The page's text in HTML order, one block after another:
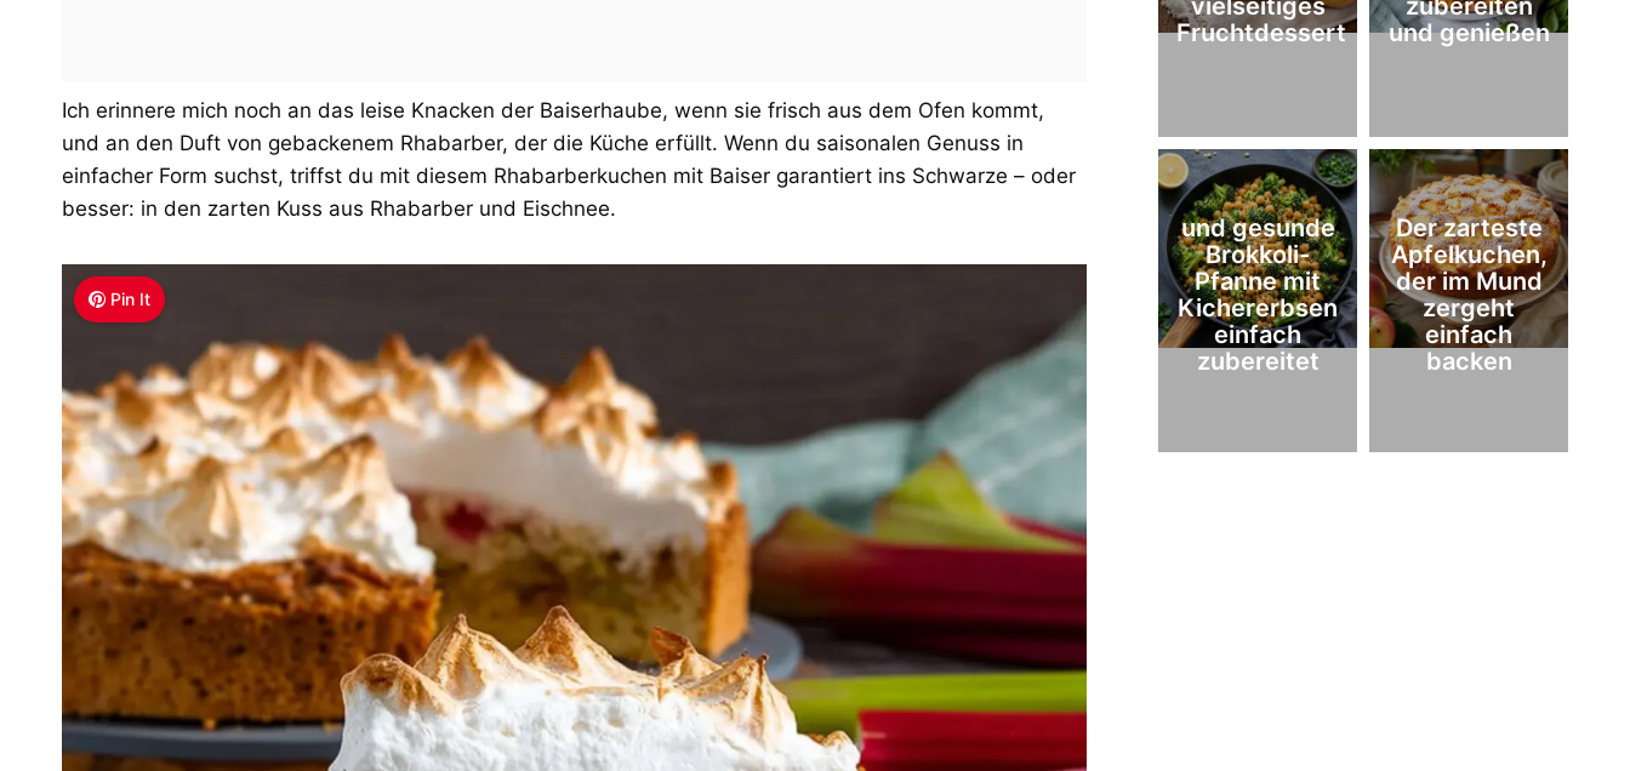
Ich erinnere mich noch an das leise Knacken der Baiserhaube, wenn sie frisch aus dem Ofen kommt,
und an den Duft von gebackenem Rhabarber, der die Küche erfüllt. Wenn du saisonalen Genuss in
einfacher Form suchst, triffst du mit diesem Rhabarberkuchen mit Baiser garantiert ins Schwarze – oder
besser: in den zarten Kuss aus Rhabarber und Eischnee.
Pin It
vielseitiges
Fruchtdessert
zubereiten
und genießen
und gesunde
Brokkoli-
Pfanne mit
Kichererbsen
einfach
zubereitet
Der zarteste
Apfelkuchen,
der im Mund
zergeht
einfach
backen